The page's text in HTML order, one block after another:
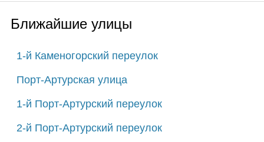
Ближайшие улицы
1-й Каменогорский переулок
Порт-Артурская улица
1-й Порт-Артурский переулок
2-й Порт-Артурский переулок